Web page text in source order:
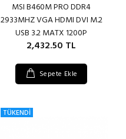
MSI B460M PRO DDR4
2933MHZ VGA HDMI DVI M.2
USB 3.2 MATX 1200P
2,432.50 TL
Sepete Ekle
TÜKENDİ